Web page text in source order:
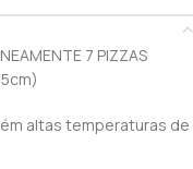
7 PIZZAS
altas temperaturas de